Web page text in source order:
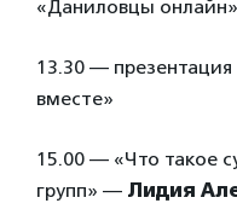
«Даниловцы онлайн»
13.30 —
вместе»
15.00 — «Что такое
групп» — Лидия